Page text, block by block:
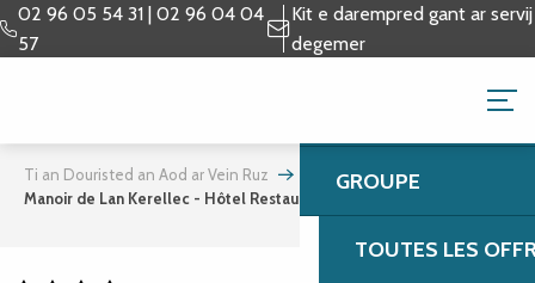
Aller
au
02 96 05 54 31 | 02 96 04 04
57
Kit e darempred gant ar servij
degemer
HOT - MANOIR DE
RESTAURANT
GROUPE
TOUTES LES
Ti an Douristed an Aod ar Vein Ruz
Manoir de Lan Kerellec - Hôtel Restaurant